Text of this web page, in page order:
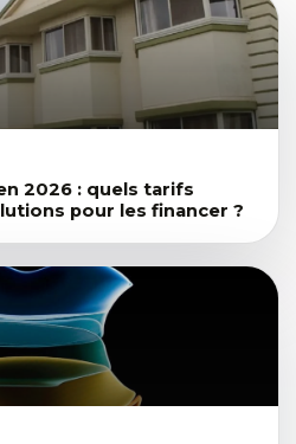
2026 : quels tarifs
pour les financer ?